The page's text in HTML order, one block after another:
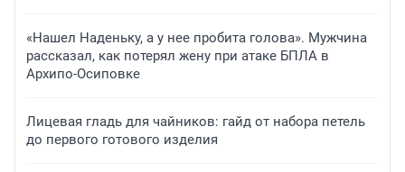
«Нашел Наденьку, а у нее пробита голова». Мужчина
рассказал, как потерял жену при атаке БПЛА в
Архипо-Осиповке
Лицевая гладь для чайников: гайд от набора петель
до первого готового изделия